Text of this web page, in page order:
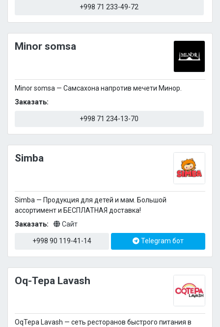
+998 71 233-49-72
Minor somsa
Мinor somsa — Самсахона напротив мечети Минор.
Заказать:
+998 71 234-13-70
Simba
Simba — Продукция для детей и мам. Большой
ассортимент и БЕСПЛАТНАЯ доставка!
Заказать:
Сайт
+998 90 119-41-14 Telegram бот
Oq-Tepa Lavash
OqTepa Lavash — сеть ресторанов быстрого питания в